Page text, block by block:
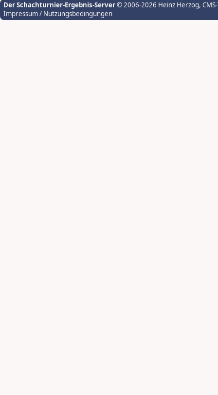
Der Schachturnier-Ergebnis-Server© 2006-2026 Heinz Herzog,
Impressum / Nutzungsbedingungen